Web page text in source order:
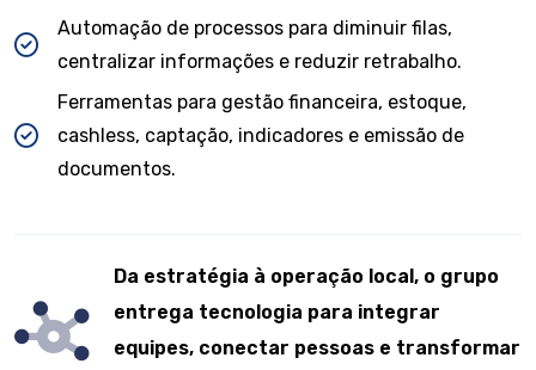
Automação de processos para diminuir filas,
centralizar informações e reduzir retrabalho.
Ferramentas para gestão financeira, estoque,
cashless, captação, indicadores e emissão de
documentos.
Da estratégia à operação local, o grupo
entrega tecnologia para integrar
equipes, conectar pessoas e transformar